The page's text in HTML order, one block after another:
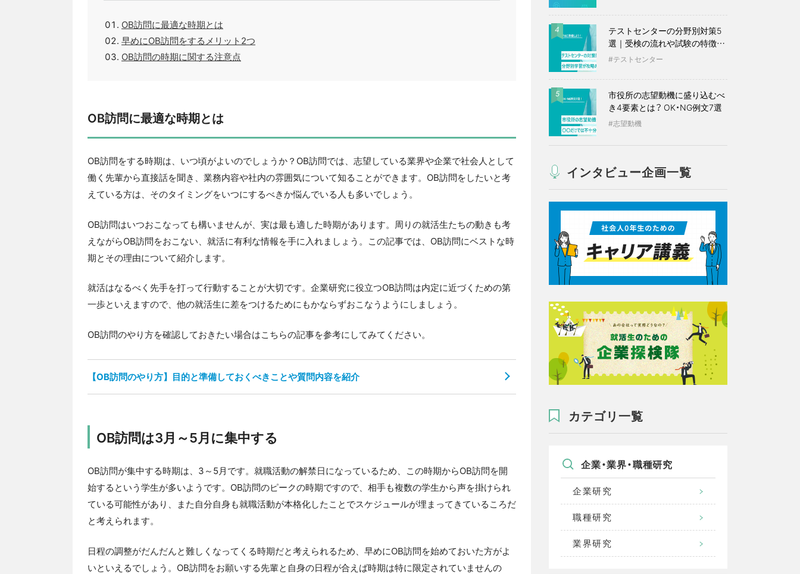
OB訪問に最適な時期とは
早めにOB訪問をするメリット2つ
OB訪問の時期に関する注意点
OB訪問に最適な時期とは
OB訪問をする時期は、いつ頃がよいのでしょうか？OB訪問では、志望している業界や企業で社会人として
働く先輩から直接話を聞き、業務内容や社内の雰囲気について知ることができます。OB訪問をしたいと考
えている方は、そのタイミングをいつにするべきか悩んでいる人も多いでしょう。
OB訪問はいつおこなっても構いませんが、実は最も適した時期があります。周りの就活生たちの動きも考
えながらOB訪問をおこない、就活に有利な情報を手に入れましょう。この記事では、OB訪問にベストな時
期とその理由について紹介します。
就活はなるべく先手を打って行動することが大切です。企業研究に役立つOB訪問は内定に近づくための第
一歩といえますので、他の就活生に差をつけるためにもかならずおこなうようにしましょう。
OB訪問のやり方を確認しておきたい場合はこちらの記事を参考にしてみてください。
【OB訪問のやり方】目的と準備しておくべきことや質問内容を紹介
OB訪問は3月～5月に集中する
OB訪問が集中する時期は、3～5月です。就職活動の解禁日になっているため、この時期からOB訪問を開
始するという学生が多いようです。OB訪問のピークの時期ですので、相手も複数の学生から声を掛けられ
ている可能性があり、また自分自身も就職活動が本格化したことでスケジュールが埋まってきているころだ
と考えられます。
日程の調整がだんだんと難しくなってくる時期だと考えられるため、早めにOB訪問を始めておいた方がよ
いといえるでしょう。OB訪問をお願いする先輩と自身の日程が合えば時期は特に限定されていませんの
4
テストセンターの分野別対策5
選｜受検の流れや試験の特徴も
紹介
テストセンター
5
市役所の志望動機に盛り込むべ
き4要素とは？ OK・NG例文7選
志望動機
インタビュー企画一覧
カテゴリ一覧
企業・業界・職種研究
企業研究
職種研究
業界研究